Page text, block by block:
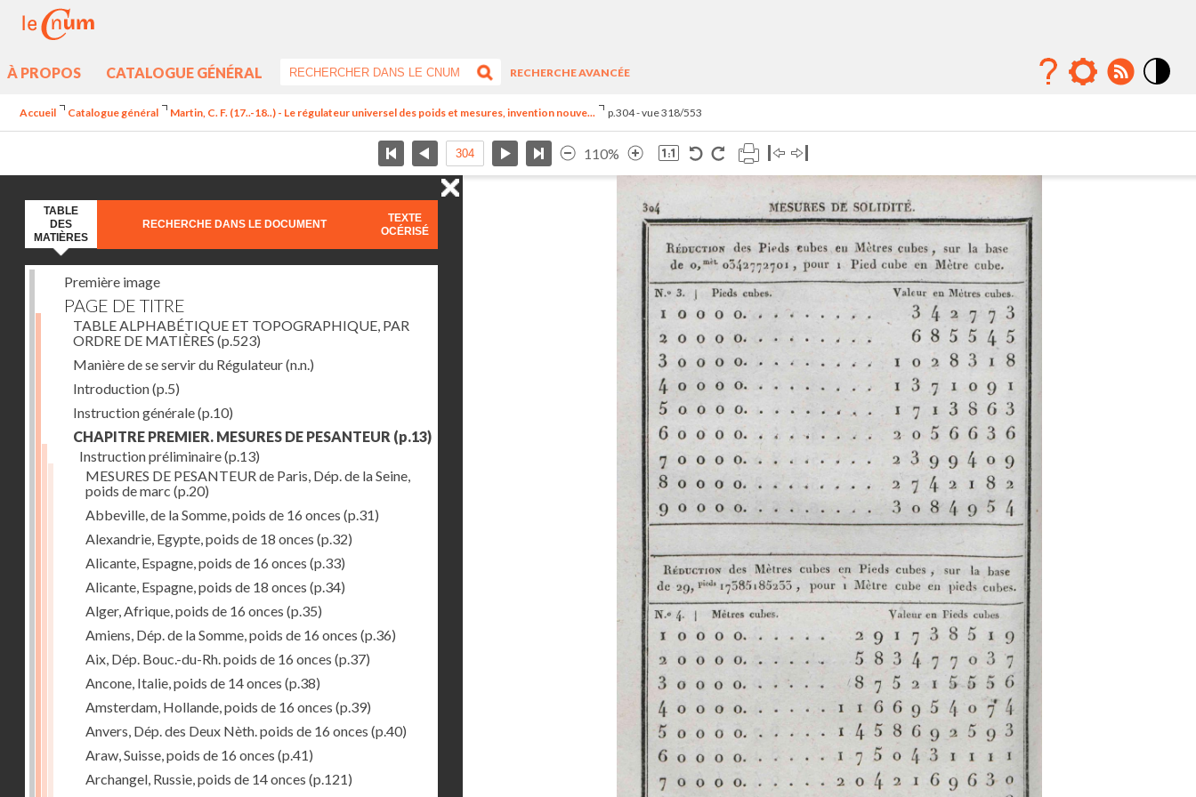
À PROPOS CATALOGUE GÉNÉRAL
RECHERCHE AVANCÉE
Accueil Catalogue général Martin, C. F. (17..-18..) - Le régulateur universel des poids et mesures, invention nouve... p.304 - vue 318/553
110%
TABLE
DES
MATIÈRES
RECHERCHE DANS LE DOCUMENT
TEXTE
OCÉRISÉ
Première image
PAGE DE TITRE
TABLE ALPHABÉTIQUE ET TOPOGRAPHIQUE, PAR
ORDRE DE MATIÈRES (p.523)
Manière de se servir du Régulateur(n.n.)
Introduction(p.5)
Instruction générale(p.10)
CHAPITRE PREMIER. MESURES DE PESANTEUR (p.13)
Instruction préliminaire(p.13)
MESURES DE PESANTEUR de Paris, Dép. de la Seine,
poids de marc (p.20)
Abbeville, de la Somme, poids de 16 onces (p.31)
Alexandrie, Egypte, poids de 18 onces (p.32)
Alicante, Espagne, poids de 16 onces (p.33)
Alicante, Espagne, poids de 18 onces (p.34)
Alger, Afrique, poids de 16 onces (p.35)
Amiens, Dép. de la Somme, poids de 16 onces (p.36)
Aix, Dép. Bouc.-du-Rh. poids de 16 onces (p.37)
Ancone, Italie, poids de 14 onces (p.38)
Amsterdam, Hollande, poids de 16 onces (p.39)
Anvers, Dép. des Deux Nèth. poids de 16 onces (p.40)
Araw, Suisse, poids de 16 onces (p.41)
Archangel, Russie, poids de 14 onces (p.121)